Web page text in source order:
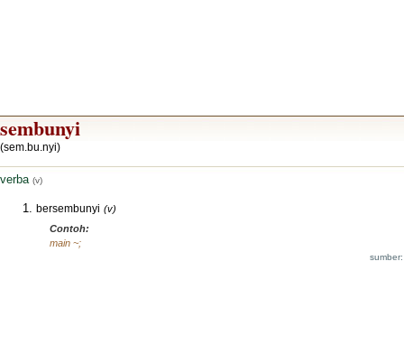
sembunyi
(sem.bu.nyi)
verba (v)
bersembunyi (v)
Contoh:
main ~;